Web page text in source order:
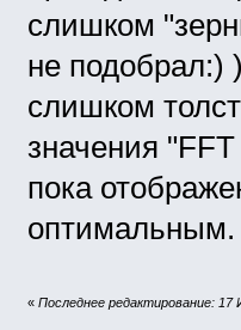
слишком
не подобрал:)
слишком
значения
пока
оптимальным.
« Последнее редактирование: